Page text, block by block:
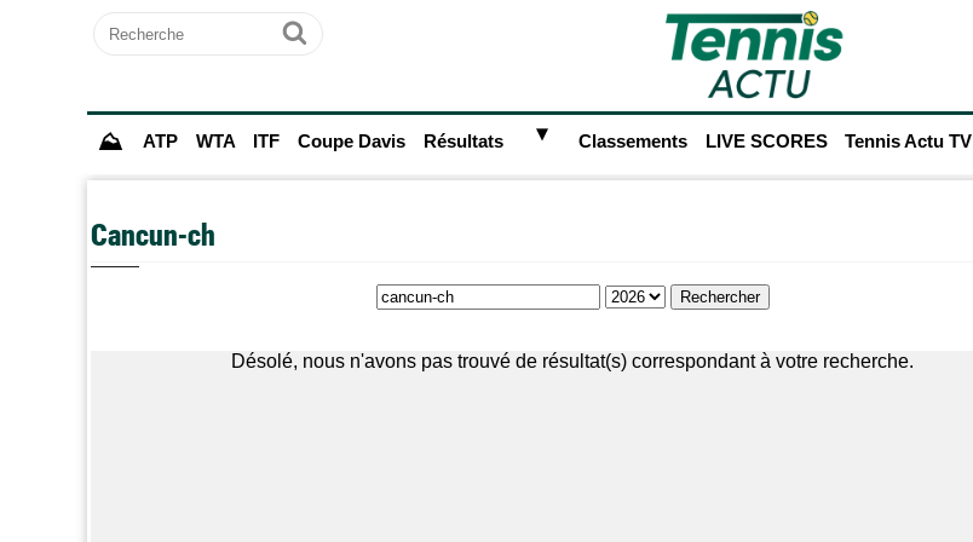
Recherche
Ok
⛰ ATP WTA ITF Coupe Davis Résultats ► Classements LIVE SCORES Tennis Actu TV
Cancun-ch
Désolé, nous n'avons pas trouvé de résultat(s) correspondant à votre recherche.